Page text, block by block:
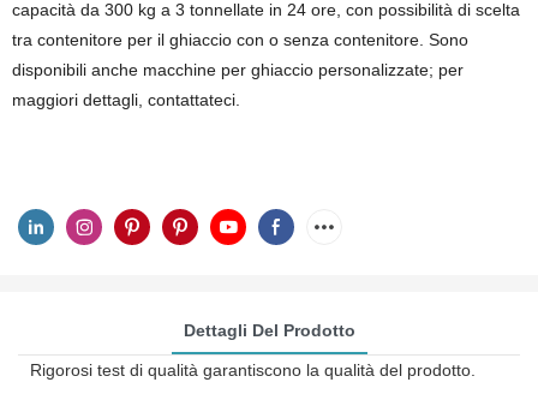
capacità da 300 kg a 3 tonnellate in 24 ore, con possibilità di scelta
tra contenitore per il ghiaccio con o senza contenitore. Sono
disponibili anche macchine per ghiaccio personalizzate; per
maggiori dettagli, contattateci.
Dettagli Del Prodotto
Rigorosi test di qualità garantiscono la qualità del prodotto.